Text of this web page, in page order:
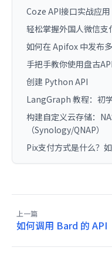
Coze API接口实战应用
轻松掌握外国人微信支
如何在 Apifox 中发布多
手把手教你使用盘古API
创建 Python API
LangGraph 教程：初
构建自定义云存储：
（Synology/QNAP）
Pix支付方式是什么？
上一篇
如何调用 Bard 的 API